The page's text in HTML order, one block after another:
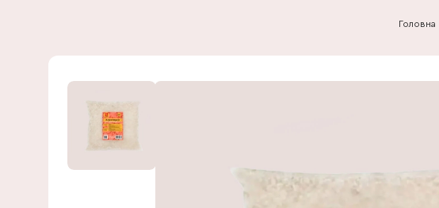
Головна